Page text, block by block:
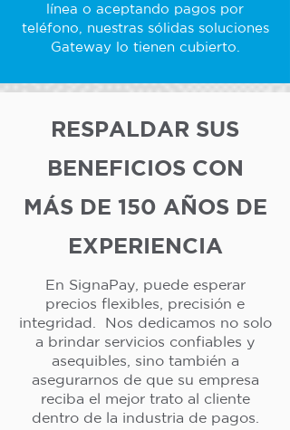
línea o aceptando pagos por
teléfono, nuestras sólidas soluciones
Gateway lo tienen cubierto.
RESPALDAR SUS
BENEFICIOS CON
MÁS DE 150 AÑOS DE
EXPERIENCIA
En SignaPay, puede esperar
precios flexibles, precisión e
integridad. Nos dedicamos no solo
a brindar servicios confiables y
asequibles, sino también a
asegurarnos de que su empresa
reciba el mejor trato al cliente
dentro de la industria de pagos.